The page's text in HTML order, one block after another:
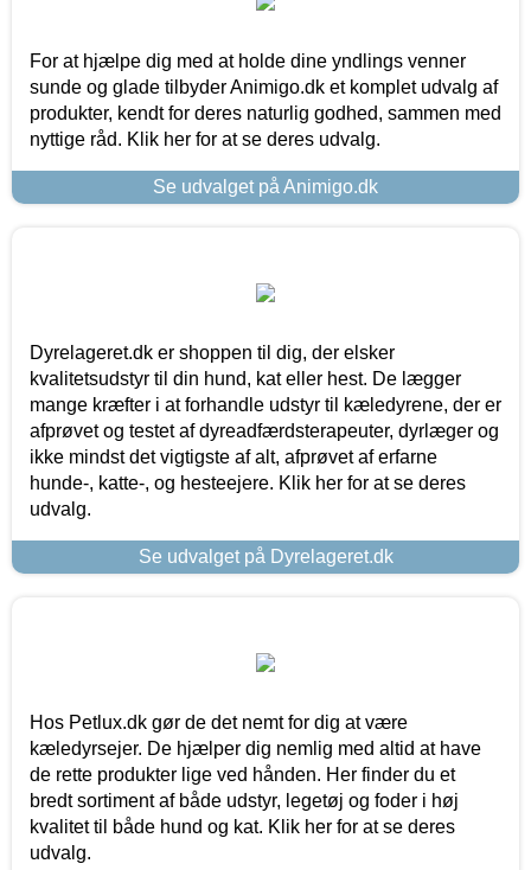
For at hjælpe dig med at holde dine yndlings venner
sunde og glade tilbyder Animigo.dk et komplet udvalg af
produkter, kendt for deres naturlig godhed, sammen med
nyttige råd. Klik her for at se deres udvalg.
Se udvalget på Animigo.dk
Dyrelageret.dk er shoppen til dig, der elsker
kvalitetsudstyr til din hund, kat eller hest. De lægger
mange kræfter i at forhandle udstyr til kæledyrene, der er
afprøvet og testet af dyreadfærdsterapeuter, dyrlæger og
ikke mindst det vigtigste af alt, afprøvet af erfarne
hunde-, katte-, og hesteejere. Klik her for at se deres
udvalg.
Se udvalget på Dyrelageret.dk
Hos Petlux.dk gør de det nemt for dig at være
kæledyrsejer. De hjælper dig nemlig med altid at have
de rette produkter lige ved hånden. Her finder du et
bredt sortiment af både udstyr, legetøj og foder i høj
kvalitet til både hund og kat. Klik her for at se deres
udvalg.